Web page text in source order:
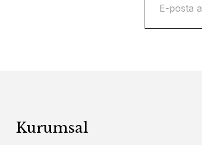
Kurumsal